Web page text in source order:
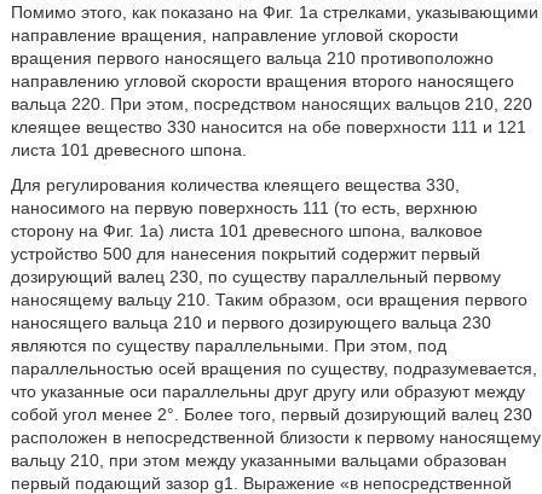
Помимо этого, как показано на Фиг. 1а стрелками, указывающими
направление вращения, направление угловой скорости
вращения первого наносящего вальца 210 противоположно
направлению угловой скорости вращения второго наносящего
вальца 220. При этом, посредством наносящих вальцов 210, 220
клеящее вещество 330 наносится на обе поверхности 111 и 121
листа 101 древесного шпона.
Для регулирования количества клеящего вещества 330,
наносимого на первую поверхность 111 (то есть, верхнюю
сторону на Фиг. 1а) листа 101 древесного шпона, валковое
устройство 500 для нанесения покрытий содержит первый
дозирующий валец 230, по существу параллельный первому
наносящему вальцу 210. Таким образом, оси вращения первого
наносящего вальца 210 и первого дозирующего вальца 230
являются по существу параллельными. При этом, под
параллельностью осей вращения по существу, подразумевается,
что указанные оси параллельны друг другу или образуют между
собой угол менее 2°. Более того, первый дозирующий валец 230
расположен в непосредственной близости к первому наносящему
вальцу 210, при этом между указанными вальцами образован
первый подающий зазор g1. Выражение «в непосредственной